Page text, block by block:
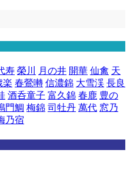
寿 榮川 月の井 開華 仙禽 天
楽 春鶯囀 信濃錦 大雪渓 長良
酒呑童子 富久錦 春鹿 豊の
門鯛 梅錦 司牡丹 萬代 窓乃
乃宿